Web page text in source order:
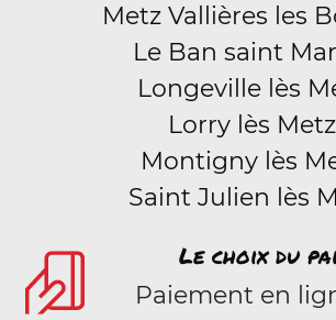
Metz Vallières les
Le Ban saint
Longeville lès
Lorry lès Metz
Montigny lès
Saint Julien lès
Le choix du
Paiement en